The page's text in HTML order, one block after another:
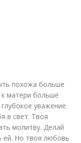
похожа больше
матери больше
уважение.
в свет. Твоя
молитву. Делай
ей. Но твоя любовь